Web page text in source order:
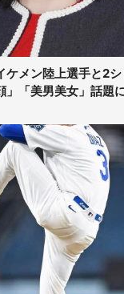
ケメン陸上選手と2
」「美男美女」話題